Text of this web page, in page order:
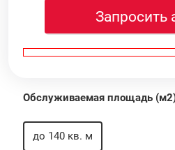
Запросить
Обслуживаемая площадь
до 140 кв. м